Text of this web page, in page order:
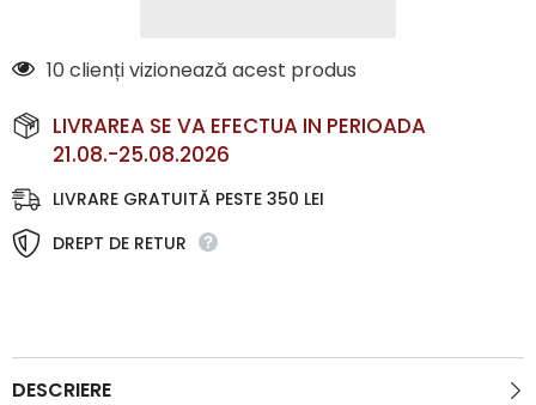
6 clienți vizionează acest produs
LIVRAREA SE VA EFECTUA IN PERIOADA
21.08.-25.08.2026
LIVRARE GRATUITĂ PESTE 350 LEI
DREPT DE RETUR
DESCRIERE